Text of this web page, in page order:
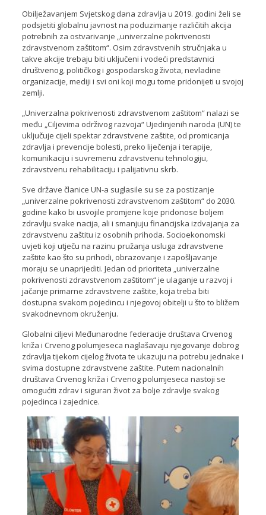
Obilježavanjem Svjetskog dana zdravlja u 2019. godini želi se
podsjetiti globalnu javnost na poduzimanje različitih akcija
potrebnih za ostvarivanje „univerzalne pokrivenosti
zdravstvenom zaštitom“. Osim zdravstvenih stručnjaka u
takve akcije trebaju biti uključeni i vodeći predstavnici
društvenog, političkog i gospodarskog života, nevladine
organizacije, mediji i svi oni koji mogu tome pridonijeti u svojoj
zemlji.
„Univerzalna pokrivenosti zdravstvenom zaštitom“ nalazi se
među „Ciljevima održivog razvoja“ Ujedinjenih naroda (UN) te
uključuje cijeli spektar zdravstvene zaštite, od promicanja
zdravlja i prevencije bolesti, preko liječenja i terapije,
komunikaciju i suvremenu zdravstvenu tehnologiju,
zdravstvenu rehabilitaciju i palijativnu skrb.
Sve države članice UN-a suglasile su se za postizanje
„univerzalne pokrivenosti zdravstvenom zaštitom“ do 2030.
godine kako bi usvojile promjene koje pridonose boljem
zdravlju svake nacija, ali i smanjuju financijska izdvajanja za
zdravstvenu zaštitu iz osobnih prihoda. Socioekonomski
uvjeti koji utječu na razinu pružanja usluga zdravstvene
zaštite kao što su prihodi, obrazovanje i zapošljavanje
moraju se unaprijediti. Jedan od prioriteta „univerzalne
pokrivenosti zdravstvenom zaštitom“ je ulaganje u razvoj i
jačanje primarne zdravstvene zaštite, koja treba biti
dostupna svakom pojedincu i njegovoj obitelji u što to bližem
svakodnevnom okruženju.
Globalni ciljevi Međunarodne federacije društava Crvenog
križa i Crvenog polumjeseca naglašavaju njegovanje dobrog
zdravlja tijekom cijelog života te ukazuju na potrebu jednake i
svima dostupne zdravstvene zaštite. Putem nacionalnih
društava Crvenog križa i Crvenog polumjeseca nastoji se
omogućiti zdrav i siguran život za bolje zdravlje svakog
pojedinca i zajednice.